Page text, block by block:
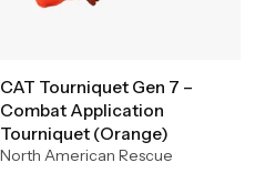
CAT Tourniquet Gen 7 –
Combat Application
Tourniquet (Orange)
North American Rescue